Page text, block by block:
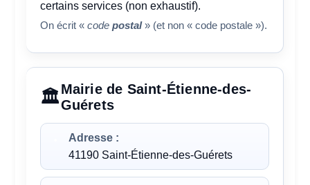
certains services (non exhaustif).
On écrit «codepostal» (et non « code postale »).
Mairie de Saint-Étienne-des-
Guérets
Adresse :
41190 Saint-Étienne-des-Guérets